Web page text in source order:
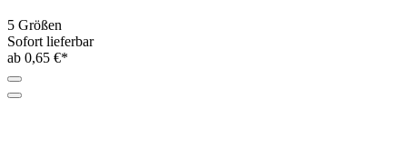
5 Größen
Sofort lieferbar
ab 0,65 €*